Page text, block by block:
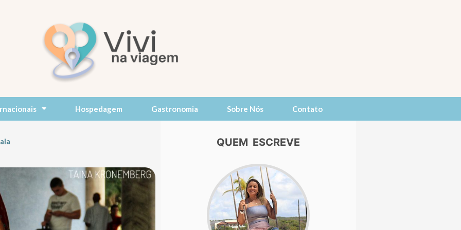
Hospedagem Gastronomia Sobre Nós Contato
QUEM ESCREVE